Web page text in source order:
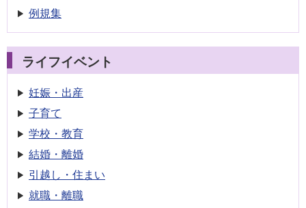
例規集
ライフイベント
妊娠・出産
子育て
学校・教育
結婚・離婚
引越し・住まい
就職・離職